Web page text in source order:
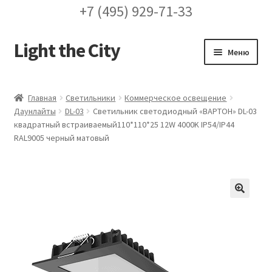
+7 (495) 929-71-33
Перейти
к
Перейти
к
Light the City Меню
FAQ про кронштейны
Заказ проекта освещения
Главная Светильники
Коммерческое освещение
Даунлайты
DL-03
Светильник светодиодный «ВАРТОН» DL-03
квадратный встраиваемый110*110*25 12W 4000K IP54/IP44
RAL9005 черный матовый